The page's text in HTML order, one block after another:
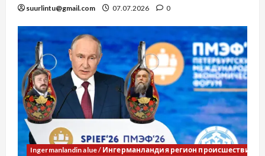
suurlintu@gmail.com 07.07.2026 0
Ingermanlandin alue / Ингерманландия регион происшествия